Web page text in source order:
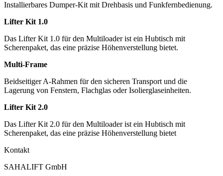
Installierbares Dumper-Kit mit Drehbasis und Funkfernbedienung.
Lifter Kit 1.0
Das Lifter Kit 1.0 für den Multiloader ist ein Hubtisch mit
Scherenpaket, das eine präzise Höhenverstellung bietet.
Multi-Frame
Beidseitiger A-Rahmen für den sicheren Transport und die
Lagerung von Fenstern, Flachglas oder Isolierglaseinheiten.
Lifter Kit 2.0
Das Lifter Kit 2.0 für den Multiloader ist ein Hubtisch mit
Scherenpaket, das eine präzise Höhenverstellung bietet
Kontakt
SAHALIFT GmbH